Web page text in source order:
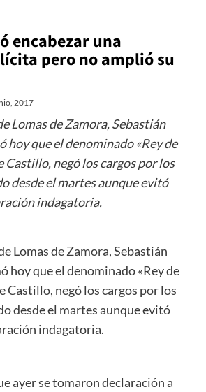
encabezar una
pero no amplió su
2017
Lomas de Zamora, Sebastián
hoy que el denominado «Rey de
Castillo, negó los cargos por los
desde el martes aunque evitó
indagatoria.
Lomas de Zamora, Sebastián
hoy que el denominado «Rey de
Castillo, negó los cargos por los
desde el martes aunque evitó
indagatoria.
ayer se tomaron declaración a